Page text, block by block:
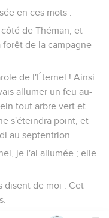
en ces mots :
de Théman, et
de la campagne
de l'Éternel ! Ainsi
allumer un feu au-
tout arbre vert et
s'éteindra point, et
au septentrion.
je l'ai allumée ; elle
disent de moi : Cet